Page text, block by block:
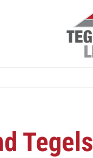
Tegels